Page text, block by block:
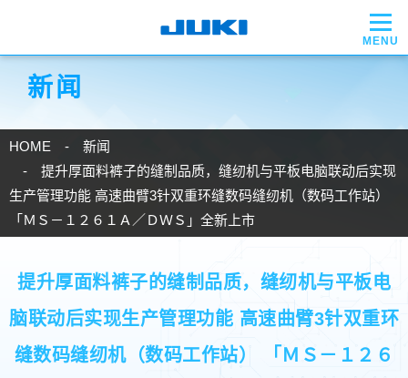
新闻
HOME
新闻
提升厚面料裤子的缝制品质，缝纫机与平板电脑联动后实现
生产管理功能 高速曲臂3针双重环缝数码缝纫机（数码工作站）
「ＭＳ－１２６１Ａ／ＤＷＳ」全新上市
提升厚面料裤子的缝制品质，缝纫机与平板电
脑联动后实现生产管理功能 高速曲臂3针双重环
缝数码缝纫机（数码工作站） 「ＭＳ－１２６